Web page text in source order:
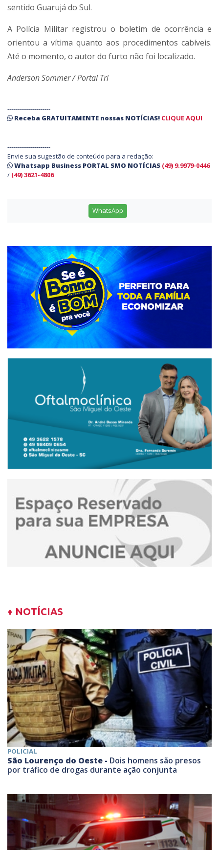
sentido Guarujá do Sul.
A Polícia Militar registrou o boletim de ocorrência e
orientou a vítima quanto aos procedimentos cabíveis.
Até o momento, o autor do furto não foi localizado.
Anderson Sommer / Portal Tri
----------------------
Receba GRATUITAMENTE nossas NOTÍCIAS! CLIQUE AQUI
----------------------
Envie sua sugestão de conteúdo para a redação:
Whatsapp Business PORTAL SMO NOTÍCIAS (49) 9.9979-0446
/ (49) 3621-4806
WhatsApp
+ NOTÍCIAS
POLICIAL
São Lourenço do Oeste - Dois homens são presos
por tráfico de drogas durante ação conjunta